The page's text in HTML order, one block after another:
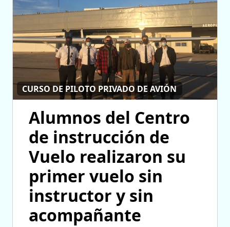
CURSO DE PILOTO PRIVADO DE AVIÓN
Alumnos del Centro
de instrucción de
Vuelo realizaron su
primer vuelo sin
instructor y sin
acompañante